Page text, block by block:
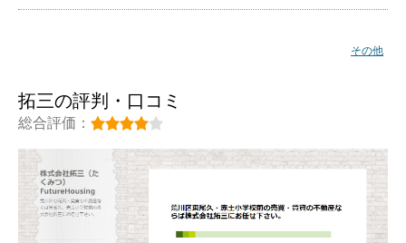
その他
拓三の評判・口コミ
総合評価：